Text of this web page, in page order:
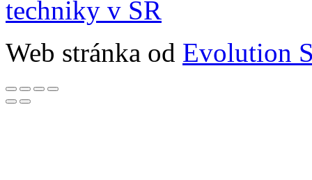
techniky v SR
Web stránka od Evolution